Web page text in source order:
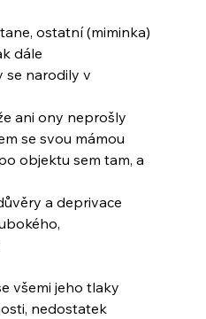
ostatní (miminka)
dále
se narodily v
ani ony neprošly
se svou mámou
objektu sem tam, a
a deprivace
všemi jeho tlaky
nedostatek